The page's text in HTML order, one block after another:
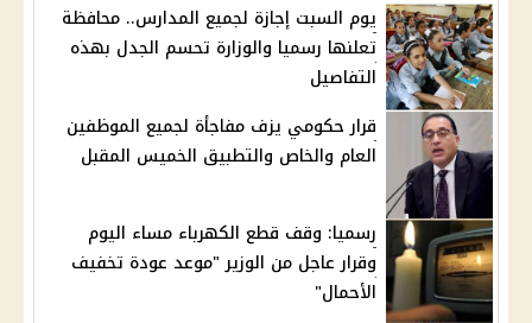
يوم السبت إجازة لجميع المدارس.. محافظة
تعلنها رسميا والوزارة تحسم الجدل بهذه
التفاصيل
قرار حكومي يزف مفاجأة لجميع الموظفين
العام والخاص والتطبيق الخميس المقبل
رسميا: وقف قطع الكهرباء مساء اليوم
وقرار عاجل من الوزير "موعد عودة تخفيف
الأحمال"